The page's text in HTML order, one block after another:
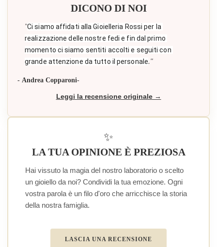
DICONO DI NOI
"Ci siamo affidati alla Gioielleria Rossi per la
realizzazione delle nostre fedi e fin dal primo
momento ci siamo sentiti accolti e seguiti con
grande attenzione da tutto il personale."
- Andrea Copparoni-
Leggi la recensione originale →
✨
LA TUA OPINIONE È PREZIOSA
Hai vissuto la magia del nostro laboratorio o scelto
un gioiello da noi? Condividi la tua emozione. Ogni
vostra parola è un filo d'oro che arricchisce la storia
della nostra famiglia.
LASCIA UNA RECENSIONE